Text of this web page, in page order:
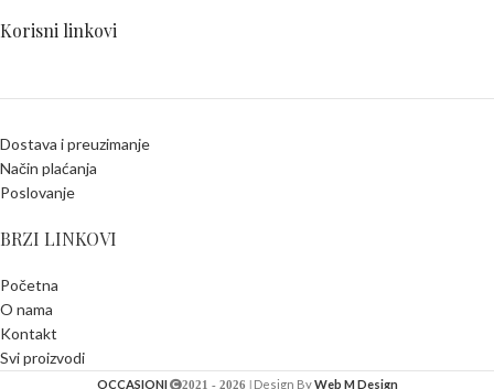
Korisni linkovi
Dostava i preuzimanje
Način plaćanja
Poslovanje
BRZI LINKOVI
Početna
O nama
Kontakt
Svi proizvodi
OCCASIONI 2021 - 2026 | Design ByWeb M Design